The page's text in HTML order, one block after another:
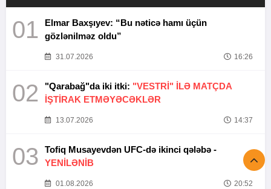
01
Elmar Baxşıyev: “Bu nəticə hamı üçün
gözlənilməz oldu”
31.07.2026 16:26
02 "Qarabağ"da iki itki: "VESTRİ" İLƏ MATÇDA
İŞTİRAK ETMƏYƏCƏKLƏR
13.07.2026 14:37
03
Tofiq Musayevdən UFC-də ikinci qələbə -
YENİLƏNİB
01.08.2026 20:52